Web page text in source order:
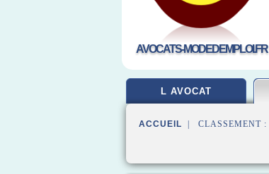
AVOCATS-MODEDEMPLOI.FR
L AVOCAT
ACCUEIL | CLASSEMENT :